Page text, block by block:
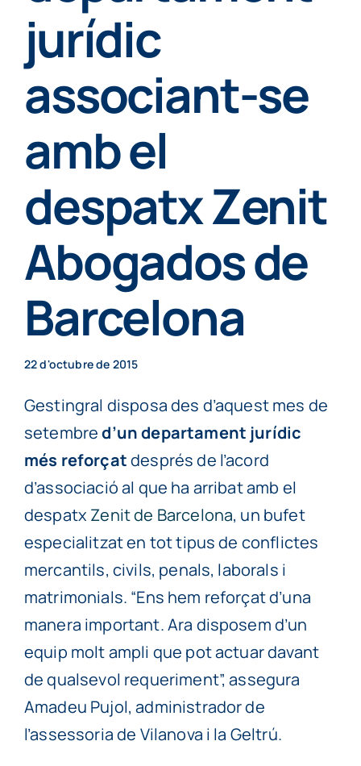
Cita prèvia
jurídic
associant-se
amb el
despatx Zenit
Abogados de
Barcelona
22 d'octubre de 2015
Gestingral disposa des d’aquest mes de
setembred’un departament jurídic
més reforçatdesprés de l’acord
d’associació al que ha arribat amb el
despatx Zenit de Barcelona, un bufet
especialitzat en tot tipus de conflictes
mercantils, civils, penals, laborals i
matrimonials. “Ens hem reforçat d’una
manera important. Ara disposem d’un
equip molt ampli que pot actuar davant
de qualsevol requeriment”, assegura
Amadeu Pujol, administrador de
l’assessoria de Vilanova i la Geltrú.